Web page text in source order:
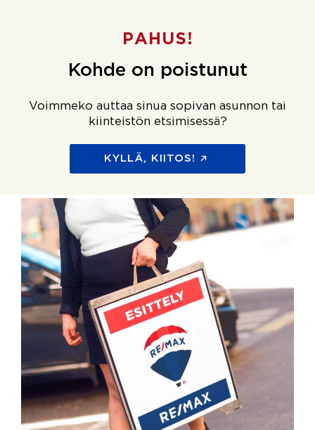
PAHUS!
Kohde on poistunut
Voimmeko auttaa sinua sopivan asunnon tai
kiinteistön etsimisessä?
KYLLÄ, KIITOS!